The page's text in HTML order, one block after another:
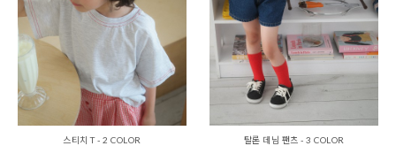
스티치 T - 2 COLOR
탈론 데님 팬츠 - 3 COLOR